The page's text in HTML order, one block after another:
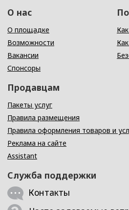
О нас
О площадке
Возможности
Вакансии
Спонсоры
Продавцам
Пакеты услуг
Правила размещения
Правила оформления товаров и
Реклама на сайте
Assistant
Служба поддержки
Контакты